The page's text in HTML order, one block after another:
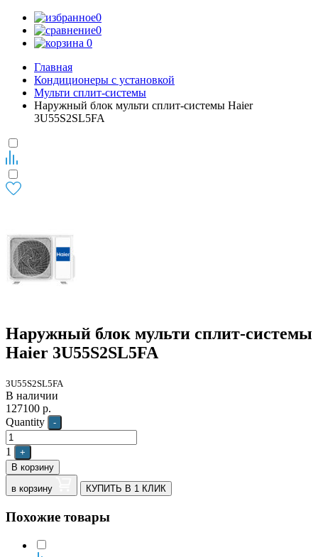
0
0
0
Главная
Кондиционеры с установкой
Мульти сплит-системы
Наружный блок мульти сплит-системы Haier
3U55S2SL5FA
Наружный блок мульти сплит-системы
Haier 3U55S2SL5FA
3U55S2SL5FA
В наличии
127100 р.
Quantity
-
1
+
В корзину
в корзину
КУПИТЬ В 1 КЛИК
Похожие товары